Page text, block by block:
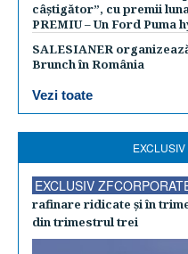
câștigător”, cu premii
PREMIU – Un Ford Puma
SALESIANER
Brunch în România
Vezi toate
EXCLUSIV
rafinare ridicate şi în
din trimestrul trei